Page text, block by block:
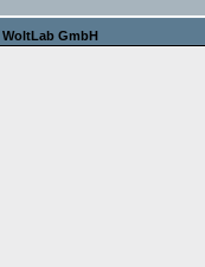
WoltLab GmbH